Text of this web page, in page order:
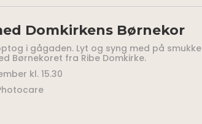
Domkirkens Børnekor
i gågaden. Lyt og syng med på smukke
Børnekoret fra Ribe Domkirke.
kl. 15.30